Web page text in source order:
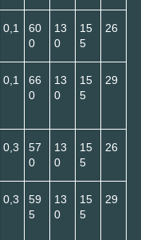
0,1
60
0
13
0
15
5
26
0,1
66
0
13
0
15
5
29
0,3
57
0
13
0
15
5
26
0,3
59
5
13
0
15
5
29